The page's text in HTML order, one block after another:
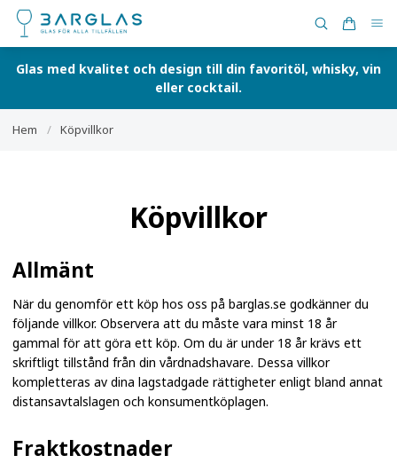
Glas med kvalitet och design till din favoritöl, whisky, vin
eller cocktail.
Hem / Köpvillkor
Köpvillkor
Allmänt
När du genomför ett köp hos oss på barglas.se godkänner du
följande villkor. Observera att du måste vara minst 18 år
gammal för att göra ett köp. Om du är under 18 år krävs ett
skriftligt tillstånd från din vårdnadshavare. Dessa villkor
kompletteras av dina lagstadgade rättigheter enligt bland annat
distansavtalslagen och konsumentköplagen.
Fraktkostnader